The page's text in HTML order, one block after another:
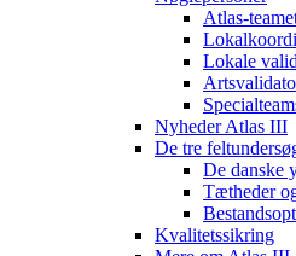
Atlas-
Lokale
Nyheder Atlas III
De tre
De danske
Tætheder
Kvalitetssikring